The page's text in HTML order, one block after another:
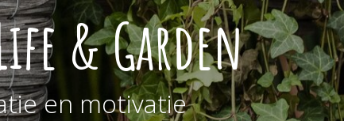
& Garden
en motivatie